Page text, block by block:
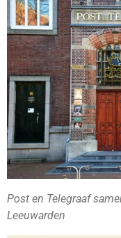
Post en Telegraaf
Leeuwarden